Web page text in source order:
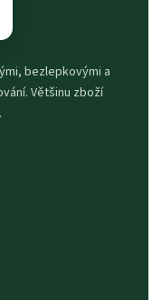
bezlepkovými a
Většinu zboží